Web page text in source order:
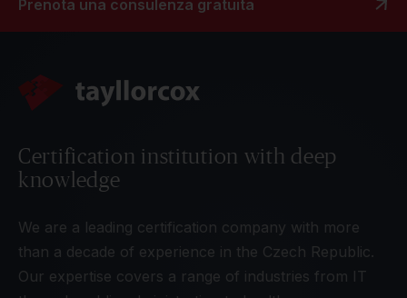
Prenota una consulenza gratuita
Certification institution with deep
knowledge
We are a leading certification company with more
than a decade of experience in the Czech Republic.
Our expertise covers a range of industries from IT